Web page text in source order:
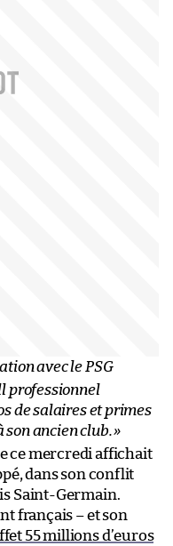
avec le PSG
professionnel
de salaires et primes
son ancien club.»
ce mercredi affichait
dans son conflit
Saint-Germain.
français – et son
55 millions d’euros